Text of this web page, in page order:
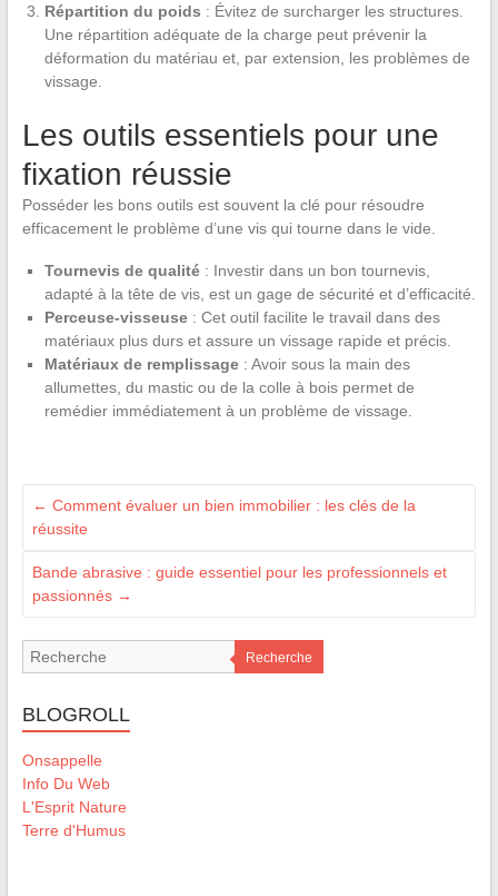
Répartition du poids : Évitez de surcharger les structures.
Une répartition adéquate de la charge peut prévenir la
déformation du matériau et, par extension, les problèmes de
vissage.
Les outils essentiels pour une
fixation réussie
Posséder les bons outils est souvent la clé pour résoudre
efficacement le problème d’une vis qui tourne dans le vide.
Tournevis de qualité: Investir dans un bon tournevis,
adapté à la tête de vis, est un gage de sécurité et d’efficacité.
Perceuse-visseuse: Cet outil facilite le travail dans des
matériaux plus durs et assure un vissage rapide et précis.
Matériaux de remplissage: Avoir sous la main des
allumettes, du mastic ou de la colle à bois permet de
remédier immédiatement à un problème de vissage.
← Comment évaluer un bien immobilier : les clés de la
réussite
Bande abrasive : guide essentiel pour les professionnels et
passionnés →
Recherche
BLOGROLL
Onsappelle
Info Du Web
L'Esprit Nature
Terre d'Humus